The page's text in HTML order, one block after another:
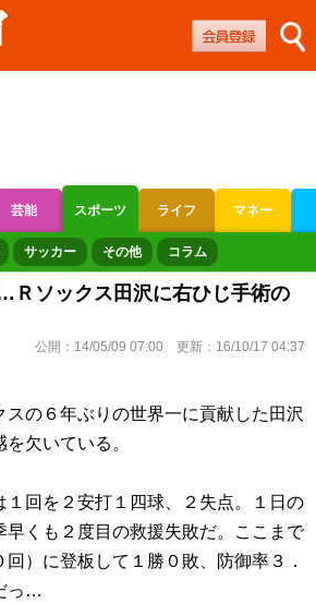
芸能 スポーツ ライフ マネー
オートレース
サッカー その他 コラム
Ｒソックス田沢に右ひじ手術の
公開： 14/05/09 07:00 更新： 16/10/17 04:37
の６年ぶりの世界一に貢献した田沢
欠いている。
回を２安打１四球、２失点。１日の
早くも２度目の救援失敗だ。ここまで
回）に登板して１勝０敗、防御率３．
っ…